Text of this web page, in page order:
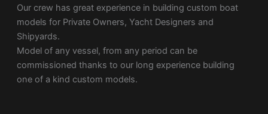
Our crew has great experience in building custom boat
models for Private Owners, Yacht Designers and
Shipyards.
Model of any vessel, from any period can be
commissioned thanks to our long experience building
one of a kind custom models.